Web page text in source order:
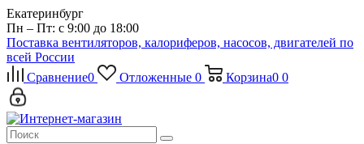
Екатеринбург
Пн – Пт: с 9:00 до 18:00
Поставка вентиляторов, калориферов, насосов, двигателей по
всей России
Сравнение0 Отложенные 0 Корзина0 0